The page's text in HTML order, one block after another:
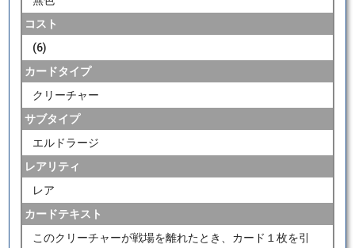
コスト
(6)
カードタイプ
クリーチャー
サブタイプ
エルドラージ
レアリティ
レア
カードテキスト
このクリーチャーが戦場を離れたとき、カード１枚を引